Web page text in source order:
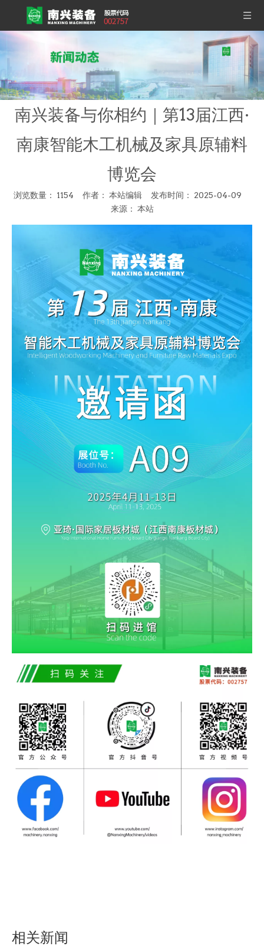
南兴装备与你相约｜第13届江西·
南康智能木工机械及家具原辅料
博览会
浏览数量： 1154 作者： 本站编辑 发布时间： 2025-04-09
来源： 本站
["wechat","weibo","qzone","douban","email"]
相关新闻